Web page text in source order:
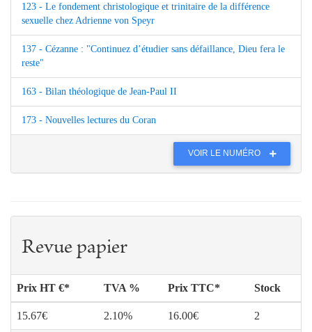
123 - Le fondement christologique et trinitaire de la différence
sexuelle chez Adrienne von Speyr
137 - Cézanne : "Continuez d’étudier sans défaillance, Dieu fera le
reste"
163 - Bilan théologique de Jean-Paul II
173 - Nouvelles lectures du Coran
VOIR LE NUMÉRO
Revue papier
Prix HT €* TVA % Prix TTC* Stock
15.67€ 2.10% 16.00€ 2